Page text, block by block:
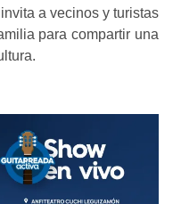
a vecinos y turistas
para compartir una